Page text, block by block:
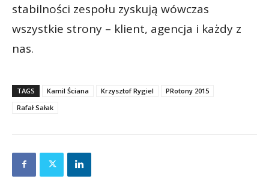
stabilności zespołu zyskują wówczas
wszystkie strony – klient, agencja i każdy z
nas.
TAGS Kamil Ściana Krzysztof Rygiel
PRotony 2015
Rafał Sałak